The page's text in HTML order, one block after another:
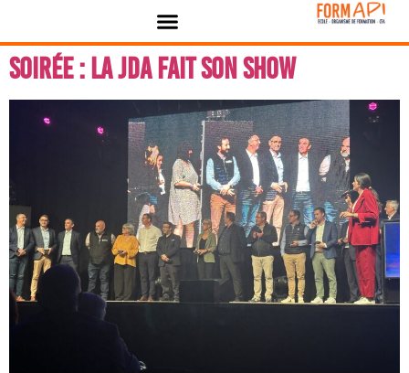
Soirée : la JDA fait son show
Panneau de gestion des cookies